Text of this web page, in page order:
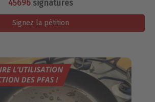
45696signatures
Signez la pétition